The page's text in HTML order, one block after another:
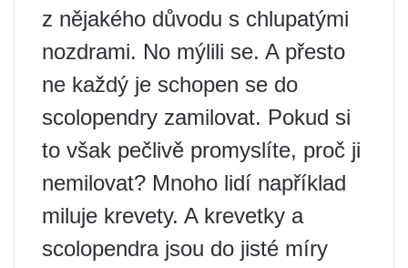
z nějakého důvodu s chlupatými
nozdrami. No mýlili se. A přesto
ne každý je schopen se do
scolopendry zamilovat. Pokud si
to však pečlivě promyslíte, proč ji
nemilovat? Mnoho lidí například
miluje krevety. A krevetky a
scolopendra jsou do jisté míry